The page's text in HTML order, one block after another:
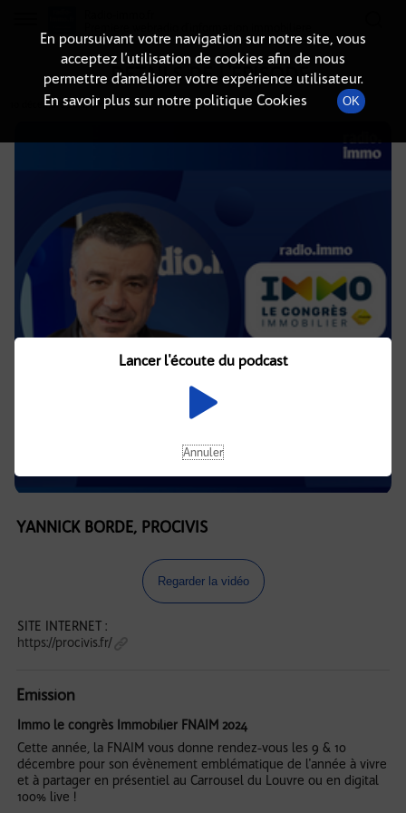
DÉTAILS DE L'ÉPISODE
10 décembre 2024à 15h36, durée : 11 minutes
YANNICK BORDE, PROCIVIS
Regarder la vidéo
SITE INTERNET :
https://procivis.fr/
Emission
Immo le congrès Immobilier FNAIM 2024
Cette année, la FNAIM vous donne rendez-vous les 9 & 10
décembre pour son évènement emblématique de l'année à vivre
et à partager en présentiel au Carrousel du Louvre ou en digital
100% live !
En poursuivant votre navigation sur notre site, vous
acceptez l’utilisation de cookies afin de nous
permettre d’améliorer votre expérience utilisateur.
En savoir plus sur notre politique Cookies
OK
Lancer l'écoute du podcast
Annuler